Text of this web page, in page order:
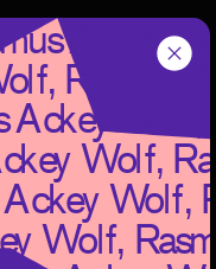
savvy digitalt bureau